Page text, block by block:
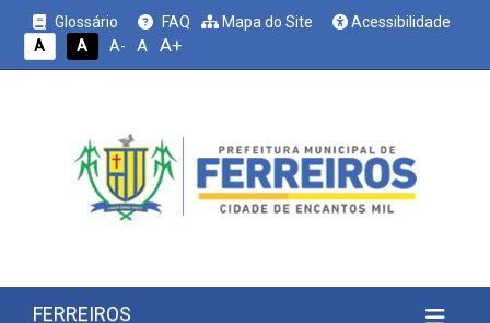
Glossário FAQ Mapa do Site
Acessibilidade
A
A A- A A+
FERREIROS